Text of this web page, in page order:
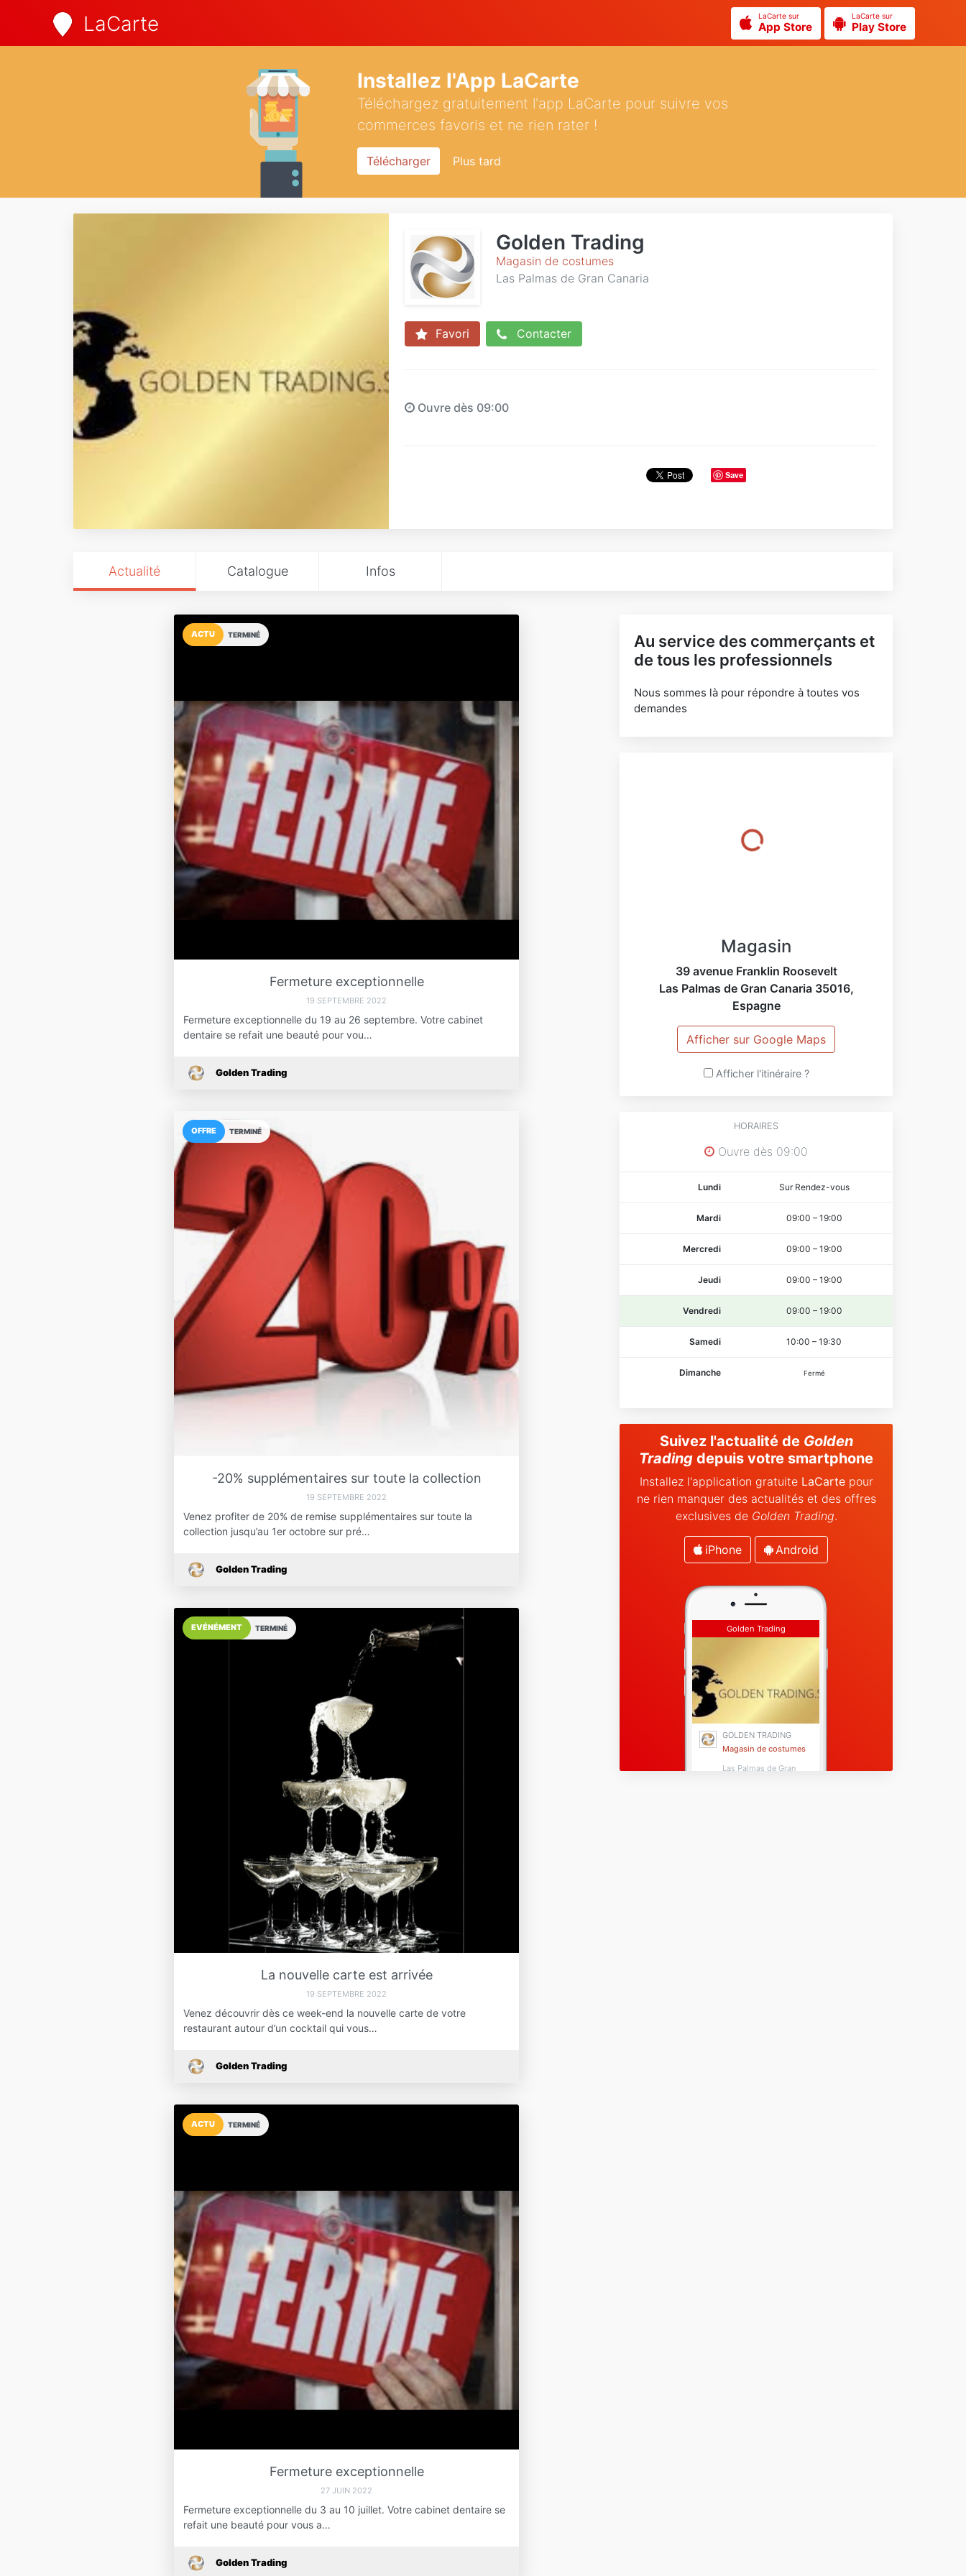
LaCarte LaCarte sur
App Store
LaCarte sur
Play Store
Installez l'App LaCarte
Téléchargez gratuitement l'app LaCarte pour suivre vos
commerces favoris et ne rien rater !
Télécharger Plus tard
Golden Trading
Magasin de costumes
Las Palmas de Gran Canaria
Favori Contacter
Ouvre dès 09:00
Save
Actualité Catalogue Infos
TERMINÉ
ACTU
Fermeture exceptionnelle
19 SEPTEMBRE 2022
Fermeture exceptionnelle du 19 au 26 septembre. Votre cabinet
dentaire se refait une beauté pour vou…
Golden Trading
TERMINÉ
OFFRE
-20% supplémentaires sur toute la collection
19 SEPTEMBRE 2022
Venez profiter de 20% de remise supplémentaires sur toute la
collection jusqu’au 1er octobre sur pré…
Golden Trading
TERMINÉ
EVÉNÉMENT
La nouvelle carte est arrivée
19 SEPTEMBRE 2022
Venez découvrir dès ce week-end la nouvelle carte de votre
restaurant autour d’un cocktail qui vous…
Golden Trading
TERMINÉ
ACTU
Fermeture exceptionnelle
27 JUIN 2022
Fermeture exceptionnelle du 3 au 10 juillet. Votre cabinet dentaire se
refait une beauté pour vous a…
Golden Trading
Au service des commerçants et
de tous les professionnels
Nous sommes là pour répondre à toutes vos
demandes
Magasin
39 avenue Franklin Roosevelt
Las Palmas de Gran Canaria 35016,
Espagne
Afficher sur Google Maps
Afficher l'itinéraire ?
HORAIRES
Ouvre dès 09:00
Lundi Sur Rendez-vous
Mardi 09:00 – 19:00
Mercredi 09:00 – 19:00
Jeudi 09:00 – 19:00
Vendredi 09:00 – 19:00
Samedi 10:00 – 19:30
Dimanche Fermé
Suivez l'actualité de Golden
Trading depuis votre smartphone
Installez l'application gratuite LaCartepour
ne rien manquer des actualités et des offres
exclusives de Golden Trading.
iPhone Android
Golden Trading
GOLDEN TRADING
Magasin de costumes
Las Palmas de Gran